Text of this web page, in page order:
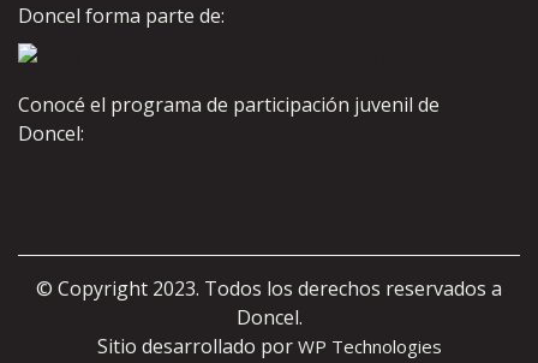
Doncel forma parte de:
Conocé el programa de participación juvenil de
Doncel:
© Copyright 2023. Todos los derechos reservados a
Doncel.
Sitio desarrollado por WP Technologies